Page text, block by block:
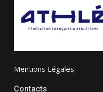
Mentions Légales
Contacts